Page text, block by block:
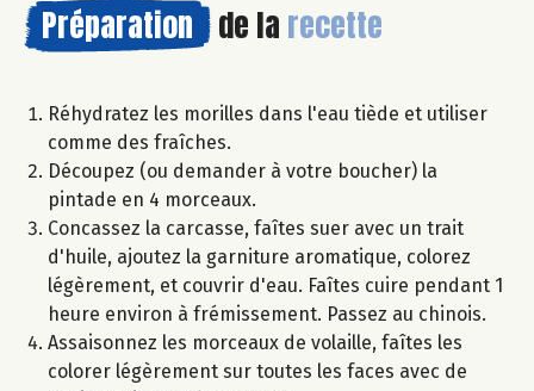
Préparation de la recette
Réhydratez les morilles dans l'eau tiède et utiliser
comme des fraîches.
Découpez (ou demander à votre boucher) la
pintade en 4 morceaux.
Concassez la carcasse, faîtes suer avec un trait
d'huile, ajoutez la garniture aromatique, colorez
légèrement, et couvrir d'eau. Faîtes cuire pendant 1
heure environ à frémissement. Passez au chinois.
Assaisonnez les morceaux de volaille, faîtes les
colorer légèrement sur toutes les faces avec de